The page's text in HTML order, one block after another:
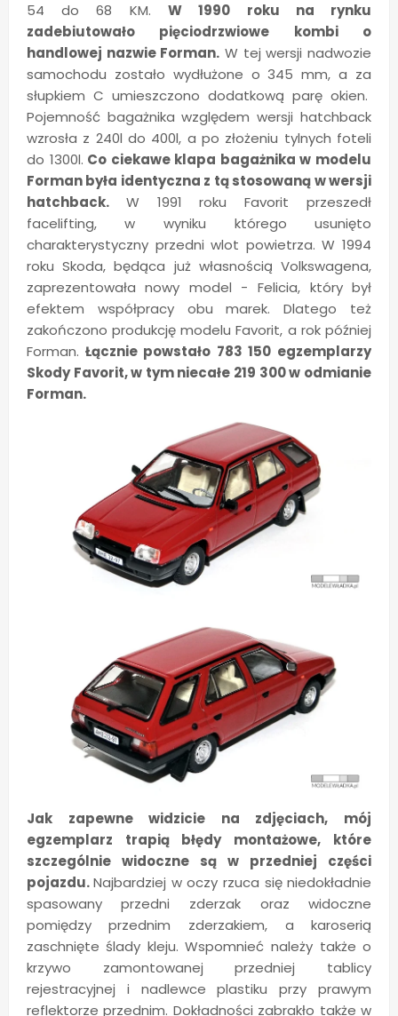
54 do 68 KM. W 1990 roku na rynku
zadebiutowało pięciodrzwiowe kombi o
handlowej nazwie Forman. W tej wersji nadwozie
samochodu zostało wydłużone o 345 mm, a za
słupkiem C umieszczono dodatkową parę okien.
Pojemność bagażnika względem wersji hatchback
wzrosła z 240l do 400l, a po złożeniu tylnych foteli
do 1300l. Co ciekawe klapa bagażnika w modelu
Forman była identyczna z tą stosowaną w wersji
hatchback. W 1991 roku Favorit przeszedł
facelifting, w wyniku którego usunięto
charakterystyczny przedni wlot powietrza. W 1994
roku Skoda, będąca już własnością Volkswagena,
zaprezentowała nowy model - Felicia, który był
efektem współpracy obu marek. Dlatego też
zakończono produkcję modelu Favorit, a rok później
Forman. Łącznie powstało 783 150 egzemplarzy
Skody Favorit, w tym niecałe 219 300 w odmianie
Forman.
Jak zapewne widzicie na zdjęciach, mój
egzemplarz trapią błędy montażowe, które
szczególnie widoczne są w przedniej części
pojazdu.Najbardziej w oczy rzuca się niedokładnie
spasowany przedni zderzak oraz widoczne
pomiędzy przednim zderzakiem, a karoserią
zaschnięte ślady kleju. Wspomnieć należy także o
krzywo zamontowanej przedniej tablicy
rejestracyjnej i nadlewce plastiku przy prawym
reflektorze przednim. Dokładności zabrakło także w